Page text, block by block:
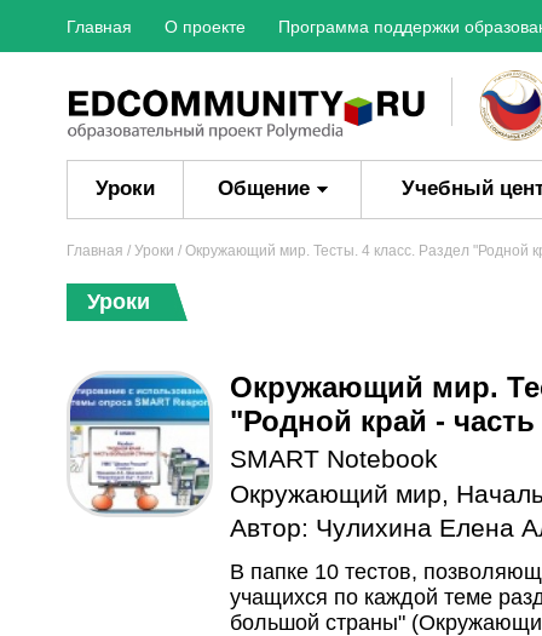
Главная О проекте Программа поддержки
Уроки Общение Учебный
Главная / Уроки / Окружающий мир. Тесты. 4 класс. Раздел "Родной
Уроки
Окружающий мир.
"Родной край -
SMART Notebook
Окружающий мир,
Автор: Чулихина Елена
В папке 10 тестов,
учащихся по каждой теме
большой страны"